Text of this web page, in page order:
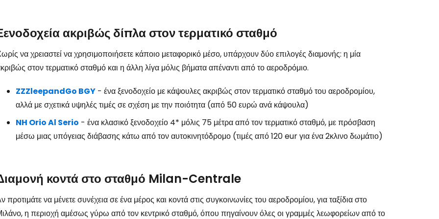
ακριβώς δίπλα στον τερματικό σταθμό
να χρειαστεί να χρησιμοποιήσετε κάποιο μεταφορικό μέσο, υπάρχουν δύο επιλογές διαμονής: η μία
στον τερματικό σταθμό και η άλλη λίγα μόλις βήματα απέναντι από το αεροδρόμιο.
ZZZleepandGo BGY - ένα ξενοδοχείο με κάψουλες ακριβώς στον τερματικό σταθμό του αεροδρομίου,
αλλά με σχετικά υψηλές τιμές σε σχέση με την ποιότητα (από 50 ευρώ ανά κάψουλα)
NH Orio Al Serio - ένα κλασικό ξενοδοχείο 4* μόλις 75 μέτρα από τον τερματικό σταθμό, με πρόσβαση
μέσω μιας υπόγειας διάβασης κάτω από τον αυτοκινητόδρομο (τιμές από 120 eur για ένα 2κλινο δωμάτιο)
κοντά στο σταθμό Milan-Centrale
προτιμάτε να μένετε συνέχεια σε ένα μέρος και κοντά στις συγκοινωνίες του αεροδρομίου, για ταξίδια στο
η περιοχή αμέσως γύρω από τον κεντρικό σταθμό, όπου πηγαίνουν όλες οι γραμμές λεωφορείων από το
Συνδεθείτε στο Cestee
... η παγκόσμια ταξιδιωτική κοινότητα
Συνεχίστε με την Google
Συνεχίστε με email